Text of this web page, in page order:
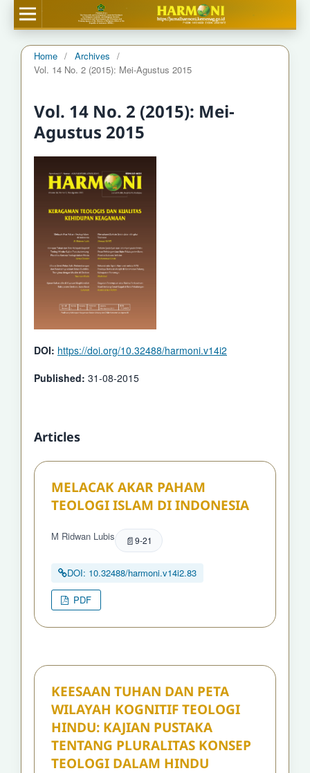
Home / Archives
/
Vol. 14 No. 2 (2015): Mei-Agustus 2015
Vol. 14 No. 2 (2015): Mei-
Agustus 2015
DOI: https://doi.org/10.32488/harmoni.v14i2
Published: 31-08-2015
Articles
MELACAK AKAR PAHAM
TEOLOGI ISLAM DI INDONESIA
M Ridwan Lubis 9-21
DOI: 10.32488/harmoni.v14i2.83
PDF
KEESAAN TUHAN DAN PETA
WILAYAH KOGNITIF TEOLOGI
HINDU: KAJIAN PUSTAKA
TENTANG PLURALITAS KONSEP
TEOLOGI DALAM HINDU